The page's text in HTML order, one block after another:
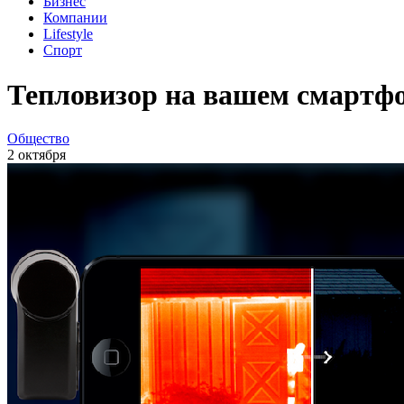
Компании
Lifestyle
Спорт
Тепловизор на вашем
Общество
2 октября